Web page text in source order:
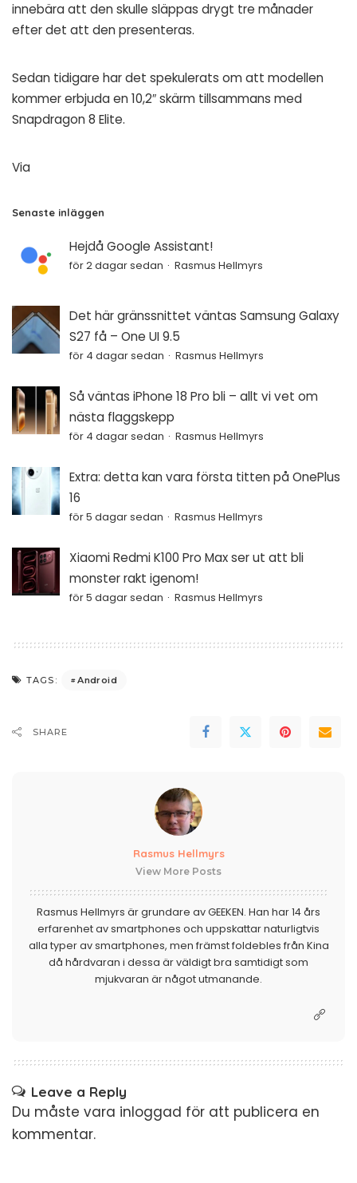
innebära att den skulle släppas drygt tre månader
efter det att den presenteras.
Sedan tidigare har det spekulerats om att modellen
kommer erbjuda en 10,2″ skärm tillsammans med
Snapdragon 8 Elite.
Via
Senaste inläggen
Hejdå Google Assistant!
för 2 dagar sedan Rasmus Hellmyrs
Det här gränssnittet väntas Samsung Galaxy
S27 få – One UI 9.5
för 4 dagar sedan Rasmus Hellmyrs
Så väntas iPhone 18 Pro bli – allt vi vet om
nästa flaggskepp
för 4 dagar sedan Rasmus Hellmyrs
Extra: detta kan vara första titten på OnePlus
16
för 5 dagar sedan Rasmus Hellmyrs
Xiaomi Redmi K100 Pro Max ser ut att bli
monster rakt igenom!
för 5 dagar sedan Rasmus Hellmyrs
TAGS: Android
SHARE
Rasmus Hellmyrs
View More Posts
Rasmus Hellmyrs är grundare av GEEKEN. Han har 14 års
erfarenhet av smartphones och uppskattar naturligtvis
alla typer av smartphones, men främst foldebles från Kina
då hårdvaran i dessa är väldigt bra samtidigt som
mjukvaran är något utmanande.
Leave a Reply
Du måste vara inloggad för att publicera en
kommentar.